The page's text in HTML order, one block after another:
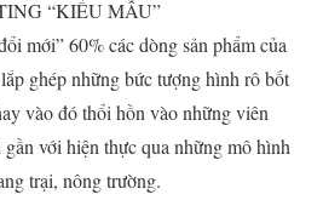
“KIỂU MẪU”
mới” 60% các dòng sản phẩm của
ghép những bức tượng hình rô bốt
vào đó thổi hồn vào những viên
gần với hiện thực qua những mô hình
trại, nông trường.